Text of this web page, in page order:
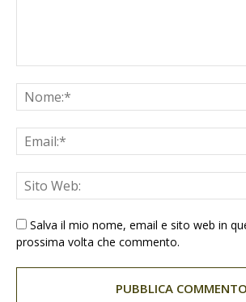
Salva il mio nome, email e sito web in
prossima volta che commento.